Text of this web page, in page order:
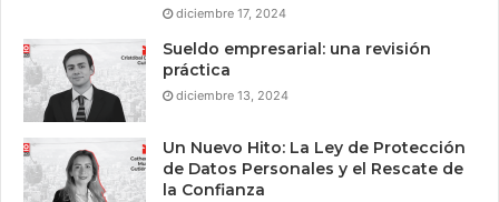
diciembre 17, 2024
Sueldo empresarial: una revisión
práctica
diciembre 13, 2024
Un Nuevo Hito: La Ley de Protección
de Datos Personales y el Rescate de
la Confianza